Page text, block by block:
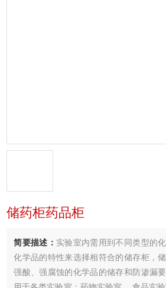
储药柜药品柜
简要描述： 实验室内需用到不同类型的
化学品的特性来选择相符合的储存柜，
强酸、强腐蚀的化学品的储存和防渗漏